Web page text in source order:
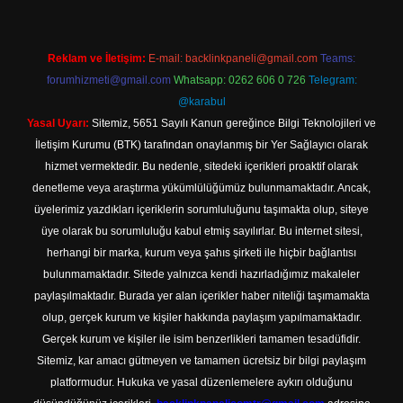
Reklam ve İletişim: E-mail: backlinkpaneli@gmail.com Teams:
forumhizmeti@gmail.com Whatsapp: 0262 606 0 726 Telegram:
@karabul
Yasal Uyarı: Sitemiz, 5651 Sayılı Kanun gereğince Bilgi Teknolojileri ve
İletişim Kurumu (BTK) tarafından onaylanmış bir Yer Sağlayıcı olarak
hizmet vermektedir. Bu nedenle, sitedeki içerikleri proaktif olarak
denetleme veya araştırma yükümlülüğümüz bulunmamaktadır. Ancak,
üyelerimiz yazdıkları içeriklerin sorumluluğunu taşımakta olup, siteye
üye olarak bu sorumluluğu kabul etmiş sayılırlar. Bu internet sitesi,
herhangi bir marka, kurum veya şahıs şirketi ile hiçbir bağlantısı
bulunmamaktadır. Sitede yalnızca kendi hazırladığımız makaleler
paylaşılmaktadır. Burada yer alan içerikler haber niteliği taşımamakta
olup, gerçek kurum ve kişiler hakkında paylaşım yapılmamaktadır.
Gerçek kurum ve kişiler ile isim benzerlikleri tamamen tesadüfidir.
Sitemiz, kar amacı gütmeyen ve tamamen ücretsiz bir bilgi paylaşım
platformudur. Hukuka ve yasal düzenlemelere aykırı olduğunu